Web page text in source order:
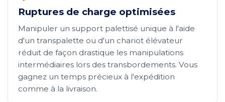
Ruptures de charge optimisées
Manipuler un support palettisé unique à l'aide
d'un transpalette ou d'un chariot élévateur
réduit de façon drastique les manipulations
intermédiaires lors des transbordements. Vous
gagnez un temps précieux à l'expédition
comme à la livraison.